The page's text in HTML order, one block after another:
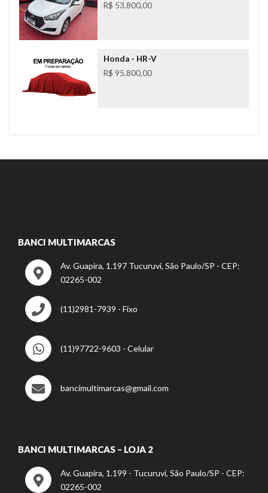
R$ 53.800,00
Honda- HR-V
R$ 95.800,00
BANCI MULTIMARCAS
Av. Guapira, 1.197 Tucuruvi, São Paulo/SP - CEP:
02265-002
(11)2981-7939 - Fixo
(11)97722-9603 - Celular
bancimultimarcas@gmail.com
BANCI MULTIMARCAS – LOJA 2
Av. Guapira, 1.199 - Tucuruvi, São Paulo/SP - CEP:
02265-002